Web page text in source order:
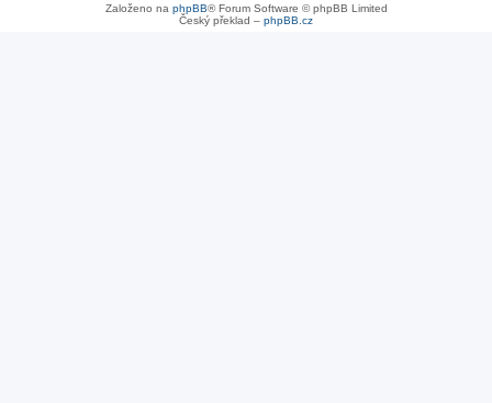
Založeno na phpBB® Forum Software © phpBB Limited
Český překlad – phpBB.cz